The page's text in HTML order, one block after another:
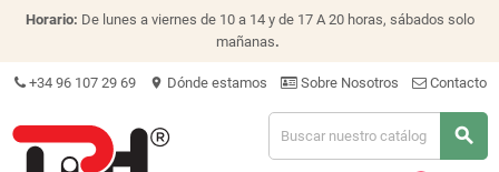
Horario: De lunes a viernes de 10 a 14 y de 17 A 20 horas, sábados solo
mañanas.
+34 96 107 29 69 location_on Dónde estamos Sobre Nosotros Contacto
search